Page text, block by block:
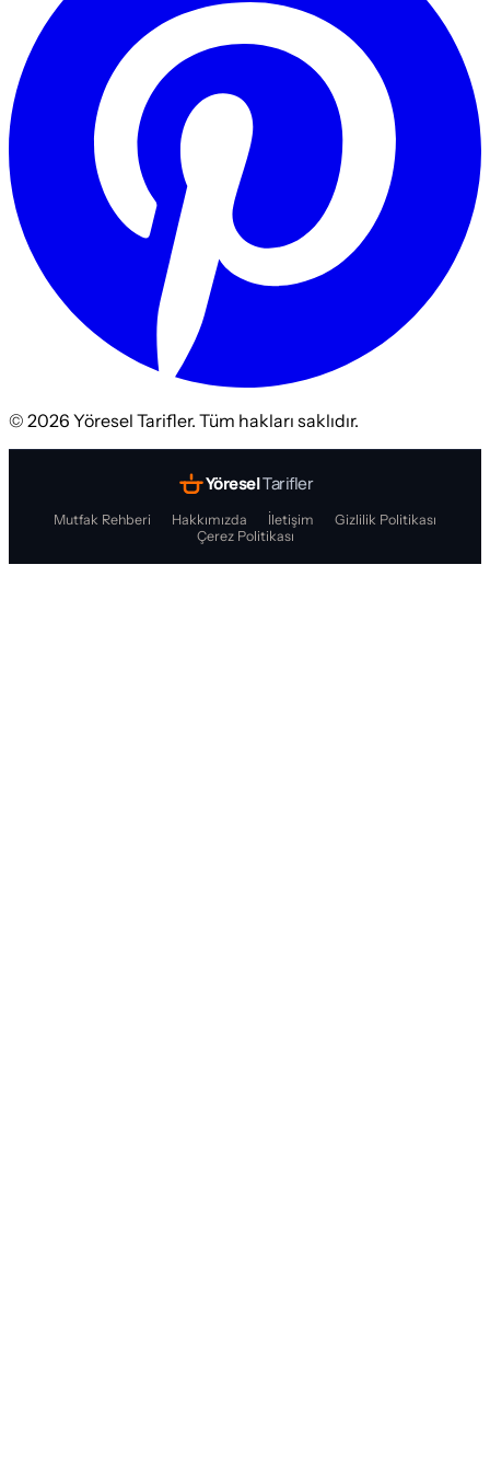
© 2026 Yöresel Tarifler. Tüm hakları saklıdır.
YöreselTarifler
Mutfak Rehberi Hakkımızda İletişim
Gizlilik Politikası
Çerez Politikası